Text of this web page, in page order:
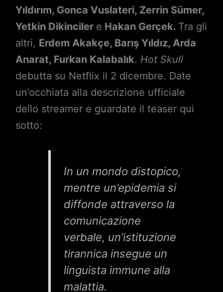
Yıldırım, Gonca Vuslateri, Zerrin Sümer,
Yetkin Dikinciler e Hakan Gerçek. Tra gli
altri, Erdem Akakçe, Barış Yıldız, Arda
Anarat, Furkan Kalabalık. Hot Skull
debutta su Netflix il 2 dicembre. Date
un’occhiata alla descrizione ufficiale
dello streamer e guardate il teaser qui
sotto:
In un mondo distopico,
mentre un’epidemia si
diffonde attraverso la
comunicazione
verbale, un’istituzione
tirannica insegue un
linguista immune alla
malattia.